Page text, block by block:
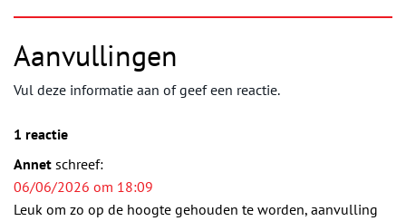
Aanvullingen
Vul deze informatie aan of geef een reactie.
1 reactie
Annet schreef:
06/06/2026 om 18:09
Leuk om zo op de hoogte gehouden te worden, aanvulling